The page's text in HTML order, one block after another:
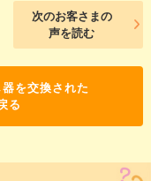
次のお客さまの
声を読む
を交換された
る